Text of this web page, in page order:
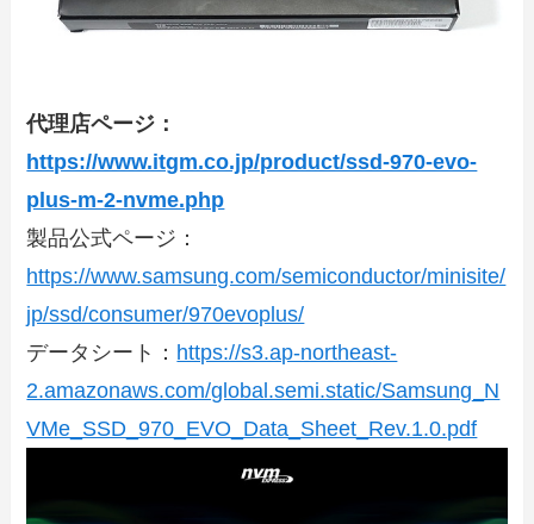
代理店ページ：
https://www.itgm.co.jp/product/ssd-970-evo-
plus-m-2-nvme.php
製品公式ページ：
https://www.samsung.com/semiconductor/minisite/
jp/ssd/consumer/970evoplus/
データシート： https://s3.ap-northeast-
2.amazonaws.com/global.semi.static/Samsung_N
VMe_SSD_970_EVO_Data_Sheet_Rev.1.0.pdf